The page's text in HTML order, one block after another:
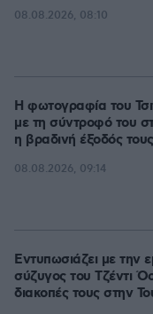
08.08.2026, 08:10
Η φωτογραφία του
με τη σύντροφό του
η βραδινή έξοδός
08.08.2026, 09:14
Εντυπωσιάζει με την
σύζυγος του Τζέντι
διακοπές τους στην